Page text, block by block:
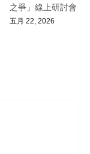
之爭」線上研討會
五月 22, 2026